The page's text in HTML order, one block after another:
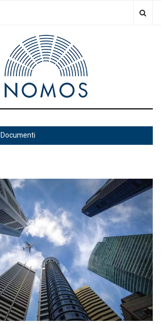
Documenti